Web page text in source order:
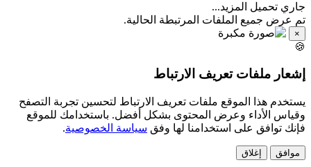
جاري تحميل المزيد...
تم عرض جميع الملفات المرتبطة الحالية.
×
🍪
إشعار ملفات تعريف الارتباط
يستخدم هذا الموقع ملفات تعريف الارتباط لتحسين تجربة التصفح
وقياس الأداء وعرض المحتوى بشكل أفضل. باستخدامك للموقع
فإنك توافق على استخدامنا لها وفق سياسة الخصوصية.
موافق إغلاق